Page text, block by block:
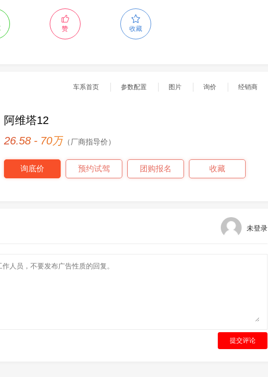
赞 收藏
车系首页 参数配置 图片 询价 经销商
阿维塔12
26.58 - 70万 （厂商指导价）
询底价 预约试驾 团购报名 收藏
未登录
提交评论